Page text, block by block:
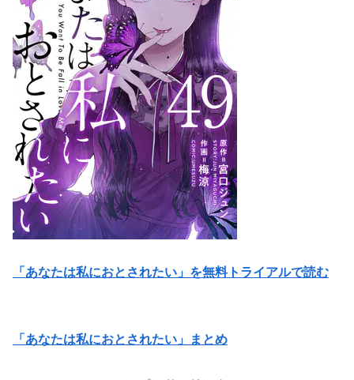
「あなたは私におとされたい」を無料トライアルで読む
「あなたは私におとされたい」まとめ